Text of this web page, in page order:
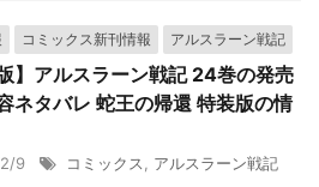
コミックス新刊情報 アルスラーン戦記
版】アルスラーン戦記 24巻の発売
ネタバレ 蛇王の帰還 特装版の情
9 コミックス アルスラーン戦記